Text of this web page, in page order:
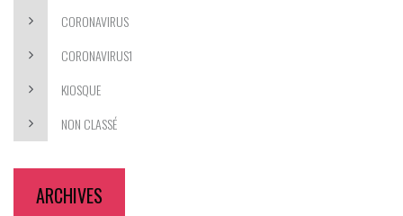
CORONAVIRUS
CORONAVIRUS1
KIOSQUE
NON CLASSÉ
ARCHIVES